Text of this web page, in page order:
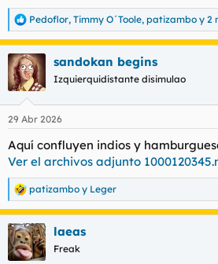
Aquí, aparece con la golfa esa a la que
Silvia creo que se llama.
Ver el archivos adjunto 218481
R
e
a
c
c
i
e
:
Pedoflor, Timmy O´Toole, patizambo y 2
sandokan begins
Izquierquidistante disimulao
29 Abr 2026
Aquí confluyen indios y
Ver el archivos adjunto
R
e
a
c
c
i
patizambo y Leger
laeas
Freak